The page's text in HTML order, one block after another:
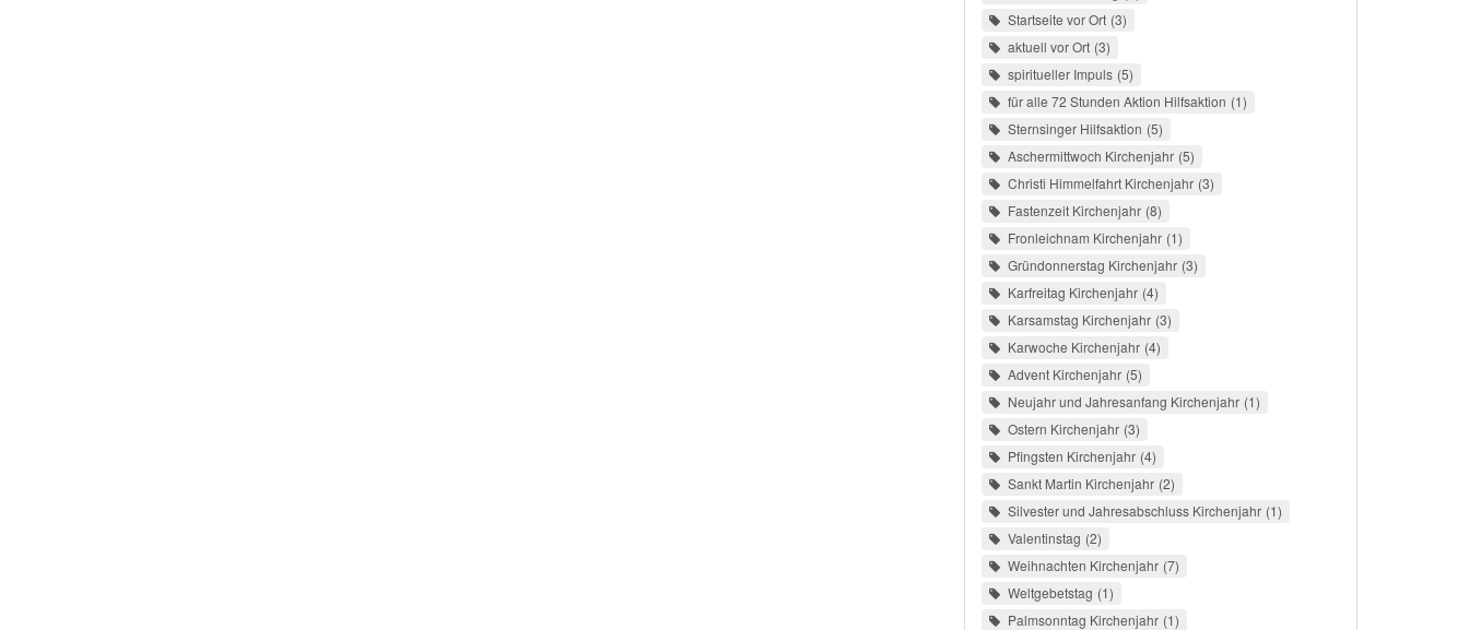
Startseite vor Ort 3
aktuell vor Ort 3
spiritueller Impuls 5
für alle 72 Stunden Aktion Hilfsaktion 1
Sternsinger Hilfsaktion 5
Aschermittwoch Kirchenjahr 5
Christi Himmelfahrt Kirchenjahr 3
Fastenzeit Kirchenjahr 8
Fronleichnam Kirchenjahr 1
Gründonnerstag Kirchenjahr 3
Karfreitag Kirchenjahr 4
Karsamstag Kirchenjahr 3
Karwoche Kirchenjahr 4
Advent Kirchenjahr 5
Neujahr und Jahresanfang Kirchenjahr 1
Ostern Kirchenjahr 3
Pfingsten Kirchenjahr 4
Sankt Martin Kirchenjahr 2
Silvester und Jahresabschluss Kirchenjahr 1
Valentinstag 2
Weihnachten Kirchenjahr 7
Weltgebetstag 1
Palmsonntag Kirchenjahr 1